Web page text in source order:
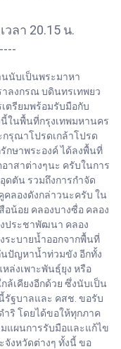
ลา 20.15 น.
นับเป็นพระมาหา
ลงกรณ บดินทรเทพยว
ตรียมพร้อมรับมือกับ
ในพื้นที่กรุงเทพมหานคร
รุณาโปรดเกล้าโปรด
กษาพระองค์ ได้ลงพื้นที่
าสาต่างๆนะ ครับในการ
ดตัน รวมถึงการกำจัด
ลองดังกล่าวนะครับ ใน
อน้อย คลองบางซื่อ คลอง
ประชาพัฒนา คลอง
ระบายน้ำออกจากพื้นที่
ปัญหาน้ำท่วมขัง อีกทั้ง
ล่งเพาะพันธุ์ยุง หรือ
เคียงอีกด้วย ซึ่งนับเป็น
ฐบาลและ คสช. ขอรับ
ริ โดยได้ขอให้ทุกภาค
แผนการรับมือและแก้ไข
งหวัดต่างๆ ทั้งนี้ ขอ